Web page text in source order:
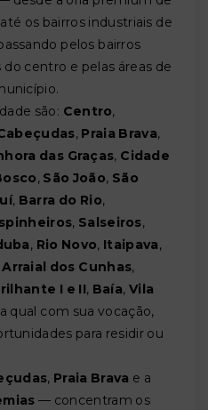
os bairros industriais de
pelos bairros
centro e pelas áreas de
são: Centro,
, Praia Brava,
das Graças, Cidade
, São João, São
, Barra do Rio,
, Salseiros,
, Rio Novo, Itaipava,
Arraial dos Cunhas,
I e II, Baía, Vila
qual com sua vocação,
para residir ou
, Praia Brava e a
— concentram os